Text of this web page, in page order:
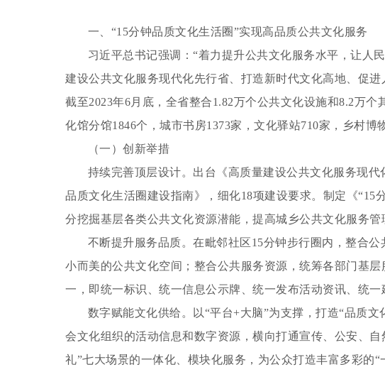
一、“15分钟品质文化生活圈”实现高品质公共文化服务
习近平总书记强调：“着力提升公共文化服务水平，让人民
建设公共文化服务现代化先行省、打造新时代文化高地、促
截至2023年6月底，全省整合1.82万个公共文化设施和8.2万
化馆分馆1846个，城市书房1373家，文化驿站710家，乡村博
（一）创新举措
持续完善顶层设计。 出台《高质量建设公共文化服务现
品质文化生活圈建设指南》，细化18项建设要求。制定《
分挖掘基层各类公共文化资源潜能，提高城乡公共文化服务管
不断提升服务品质。 在毗邻社区15分钟步行圈内，整合
小而美的公共文化空间；整合公共服务资源，统筹各部门基
一，即统一标识、统一信息公示牌、统一发布活动资讯、统
数字赋能文化供给。
以“平台+大脑”为支撑，打造“品质
会文化组织的活动信息和数字资源，横向打通宣传、公安、
礼”七大场景的一体化、模块化服务，为公众打造丰富多彩的“